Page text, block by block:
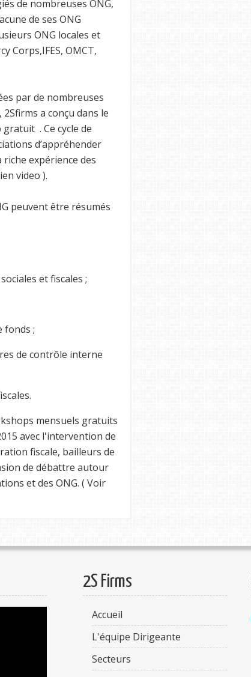
de nombreuses ONG,
de ses ONG
ONG locales et
Corps,IFES, OMCT,
par de nombreuses
a conçu dans le
. Ce cycle de
d’appréhender
riche expérience des
video ).
peuvent être résumés
et fiscales ;
fonds ;
de contrôle interne
mensuels gratuits
avec l'intervention de
fiscale, bailleurs de
de débattre autour
et des ONG. ( Voir
2S Firms
Accueil
L'équipe Dirigeante
Secteurs